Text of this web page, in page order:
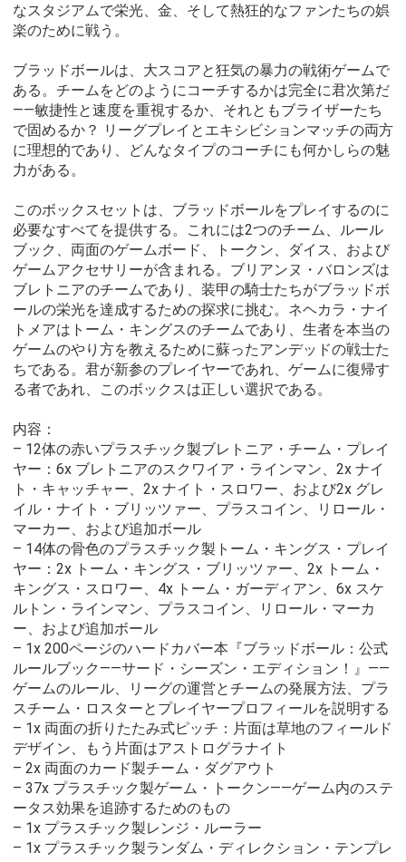
なスタジアムで栄光、金、そして熱狂的なファンたちの娯
楽のために戦う。
ブラッドボールは、大スコアと狂気の暴力の戦術ゲームで
ある。チームをどのようにコーチするかは完全に君次第だ
――敏捷性と速度を重視するか、それともブライザーたち
で固めるか？ リーグプレイとエキシビションマッチの両方
に理想的であり、どんなタイプのコーチにも何かしらの魅
力がある。
このボックスセットは、ブラッドボールをプレイするのに
必要なすべてを提供する。これには2つのチーム、ルール
ブック、両面のゲームボード、トークン、ダイス、および
ゲームアクセサリーが含まれる。ブリアンヌ・バロンズは
ブレトニアのチームであり、装甲の騎士たちがブラッドボ
ールの栄光を達成するための探求に挑む。ネヘカラ・ナイ
トメアはトーム・キングスのチームであり、生者を本当の
ゲームのやり方を教えるために蘇ったアンデッドの戦士た
ちである。君が新参のプレイヤーであれ、ゲームに復帰す
る者であれ、このボックスは正しい選択である。
内容：
– 12体の赤いプラスチック製ブレトニア・チーム・プレイ
ヤー：6x ブレトニアのスクワイア・ラインマン、2x ナイ
ト・キャッチャー、2x ナイト・スロワー、および2x グレ
イル・ナイト・ブリッツァー、プラスコイン、リロール・
マーカー、および追加ボール
– 14体の骨色のプラスチック製トーム・キングス・プレイ
ヤー：2x トーム・キングス・ブリッツァー、2x トーム・
キングス・スロワー、4x トーム・ガーディアン、6x スケ
ルトン・ラインマン、プラスコイン、リロール・マーカ
ー、および追加ボール
– 1x 200ページのハードカバー本『ブラッドボール：公式
ルールブック――サード・シーズン・エディション！』――
ゲームのルール、リーグの運営とチームの発展方法、プラ
スチーム・ロスターとプレイヤープロフィールを説明する
– 1x 両面の折りたたみ式ピッチ：片面は草地のフィールド
デザイン、もう片面はアストログラナイト
– 2x 両面のカード製チーム・ダグアウト
– 37x プラスチック製ゲーム・トークン――ゲーム内のステ
ータス効果を追跡するためのもの
– 1x プラスチック製レンジ・ルーラー
– 1x プラスチック製ランダム・ディレクション・テンプレ